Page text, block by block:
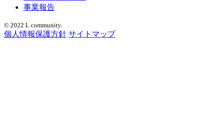
事業報告
© 2022 L community.
個人情報保護方針 サイトマップ